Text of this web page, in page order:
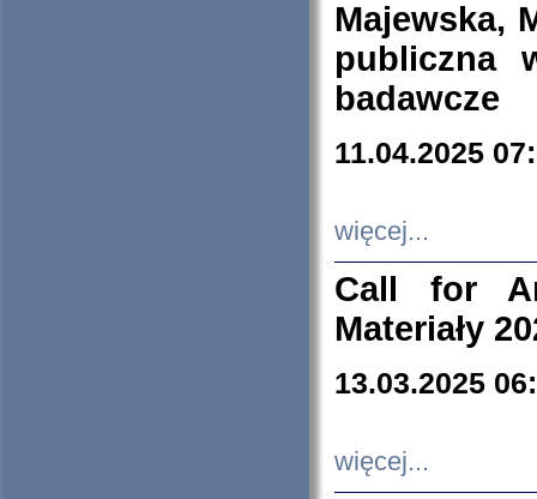
Majewska,
publiczna
badawcze
11.04.2025
więcej...
Call for
Materiały
13.03.2025
więcej...